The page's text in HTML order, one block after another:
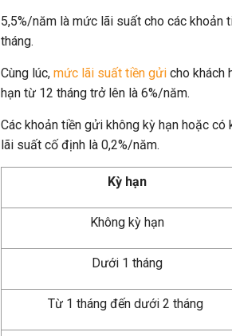
5,5%/năm là mức lãi suất cho các
tháng.
Cùng lúc, mức lãi suất tiền gửi cho khách
hạn từ 12 tháng trở lên là 6%/năm.
Các khoản tiền gửi không kỳ hạn hoặc
lãi suất cố định là 0,2%/năm.
Kỳ hạn
Không kỳ hạn
Dưới 1 tháng
Từ 1 tháng đến dưới 2 tháng